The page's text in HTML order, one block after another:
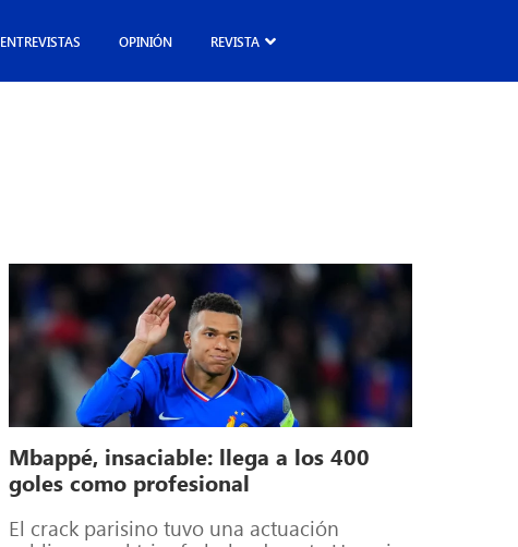
ENTREVISTAS OPINIÓN REVISTA
Mbappé, insaciable: llega a los 400
goles como profesional
El crack parisino tuvo una actuación